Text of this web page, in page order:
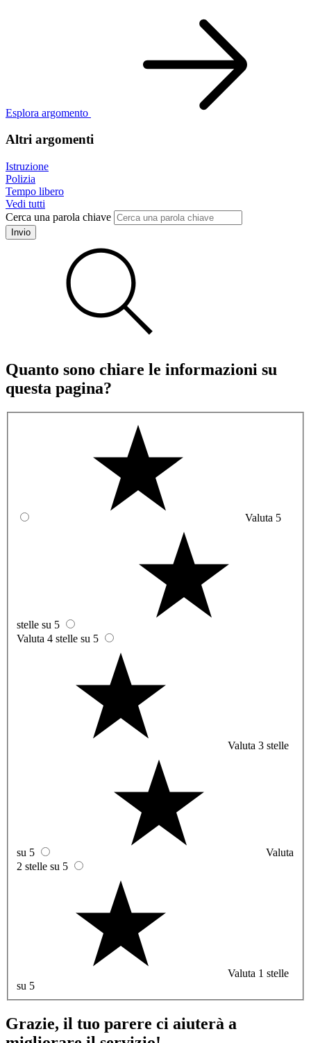
Esplora argomento
Altri argomenti
Istruzione
Polizia
Tempo libero
Vedi tutti
Cerca una parola chiave
Invio
Quanto sono chiare le informazioni su
questa pagina?
Valuta 5
stelle su 5
Valuta 4 stelle su 5
Valuta 3 stelle
su 5
Valuta
2 stelle su 5
Valuta 1 stelle
su 5
Grazie, il tuo parere ci aiuterà a